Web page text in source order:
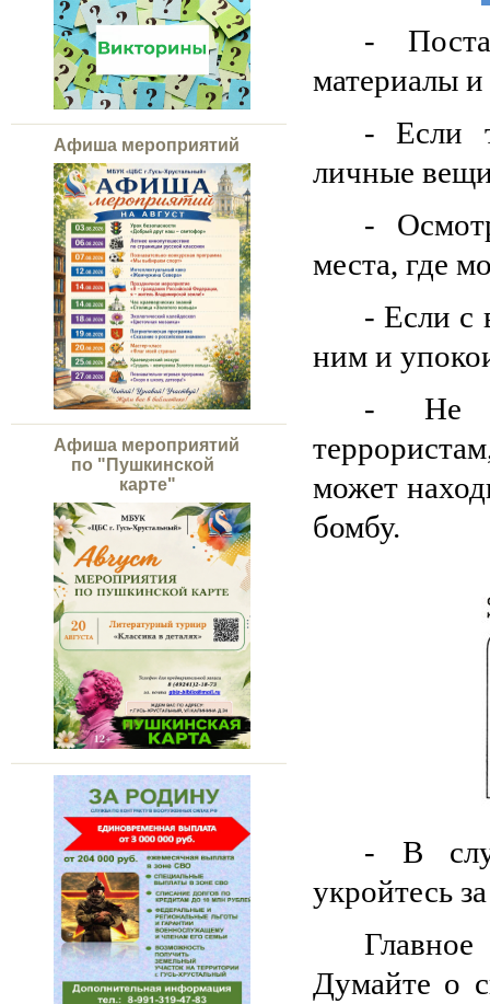
Афиша мероприятий
Афиша мероприятий
по "Пушкинской
карте"
-
материалы
- Если
личные
-
места, где
- Если с
ним и
- Не
может
бомбу.
- В
укройтесь
Думайте о